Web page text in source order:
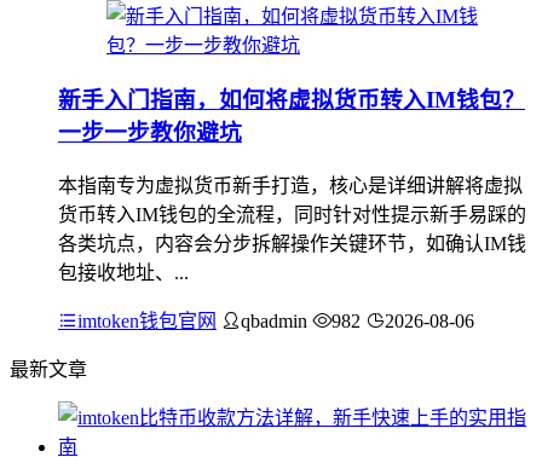
新手入门指南，如何将虚拟货币转入IM钱包？
一步一步教你避坑
本指南专为虚拟货币新手打造，核心是详细讲解将虚拟
货币转入IM钱包的全流程，同时针对性提示新手易踩的
各类坑点，内容会分步拆解操作关键环节，如确认IM钱
包接收地址、...
imtoken钱包官网 qbadmin 982 2026-08-06
最新文章